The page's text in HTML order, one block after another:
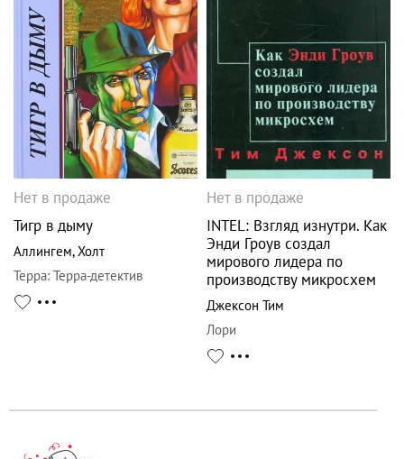
Нет в продаже
Тигр в дыму
Аллингем,Холт
Терра: Терра-детектив
Нет в продаже
INTEL: Взгляд изнутри. Как
Энди Гроув создал
мирового лидера по
производству микросхем
Джексон Тим
Лори